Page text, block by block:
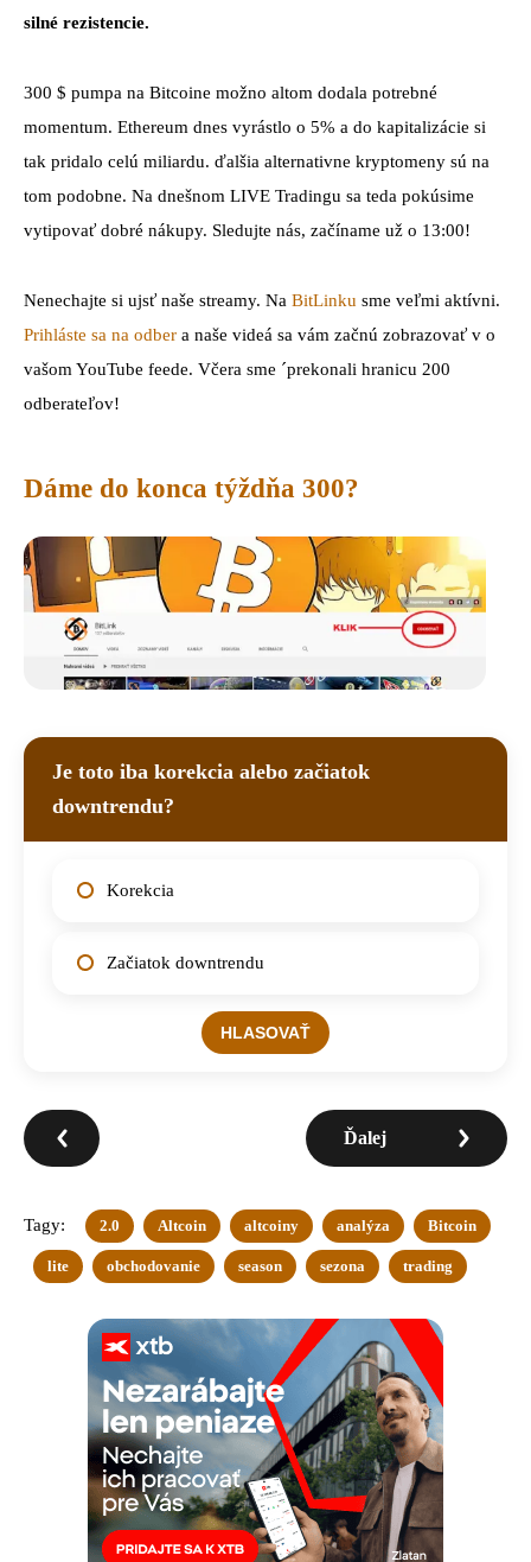
silné rezistencie.
300 $ pumpa na Bitcoine možno altom dodala potrebné
momentum. Ethereum dnes vyrástlo o 5% a do kapitalizácie si
tak pridalo celú miliardu. ďalšia alternativne kryptomeny sú na
tom podobne. Na dnešnom LIVE Tradingu sa teda pokúsime
vytipovať dobré nákupy. Sledujte nás, začíname už o 13:00!
Nenechajte si ujsť naše streamy. Na BitLinku sme veľmi aktívni.
Prihláste sa na odber a naše videá sa vám začnú zobrazovať v o
vašom YouTube feede. Včera sme ´prekonali hranicu 200
odberateľov!
Dáme do konca týždňa 300?
Je toto iba korekcia alebo začiatok
downtrendu?
Korekcia
Začiatok downtrendu
Ďalej
Tagy: 2.0 Altcoin altcoiny analýza Bitcoin
lite obchodovanie season sezona trading